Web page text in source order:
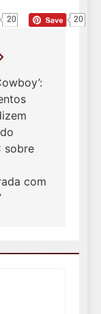
20 20
sobre
com